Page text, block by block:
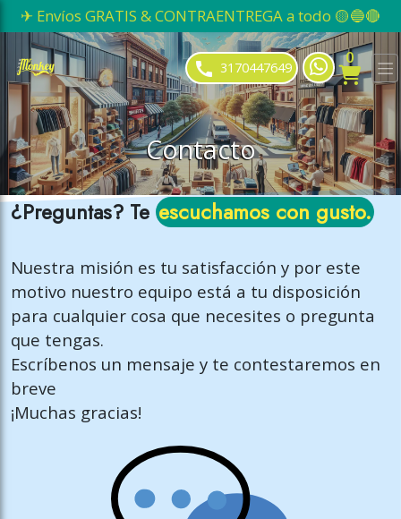
slideout menu.
✈ Envíos GRATIS & CONTRAENTREGA a todo 🟡🔵🔴
3170447649
0
Contacto
¿Preguntas? Te escuchamos con gusto.
Nuestra misión es tu satisfacción y por este
motivo nuestro equipo está a tu disposición
para cualquier cosa que necesites o pregunta
que tengas.
Escríbenos un mensaje y te contestaremos en
breve
¡Muchas gracias!